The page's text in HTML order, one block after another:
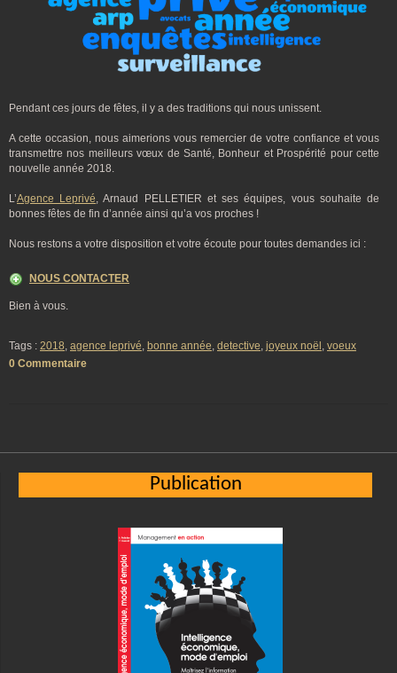
Pendant ces jours de fêtes, il y a des traditions qui nous unissent.
A cette occasion, nous aimerions vous remercier de votre confiance et vous
transmettre nos meilleurs vœux de Santé, Bonheur et Prospérité pour cette
nouvelle année 2018.
L’Agence Leprivé, Arnaud PELLETIER et ses équipes, vous souhaite de
bonnes fêtes de fin d’année ainsi qu’a vos proches !
Nous restons a votre disposition et votre écoute pour toutes demandes ici :
NOUS CONTACTER
Bien à vous.
Tags : 2018, agence leprivé, bonne année, detective, joyeux noël , voeux
0 Commentaire
Publication